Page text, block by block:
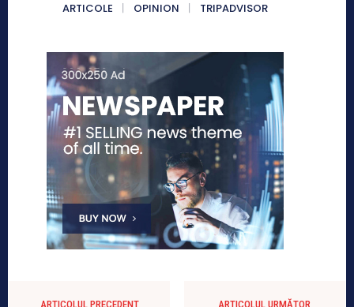
ARTICOLE OPINION TRIPADVISOR
ARTICOLUL PRECEDENT ARTICOLUL URMĂTOR